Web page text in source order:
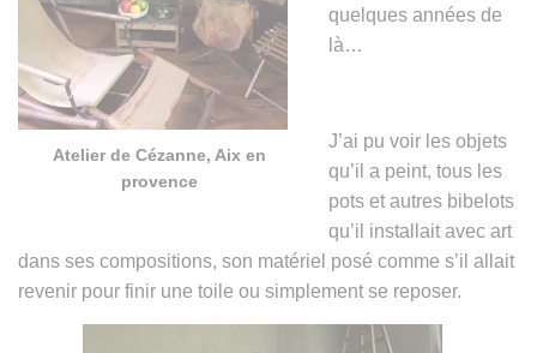
Atelier de Cézanne, Aix en
provence
quelques années de
là…
J’ai pu voir les objets
qu’il a peint, tous les
pots et autres bibelots
qu’il installait avec art
dans ses compositions, son matériel posé comme s’il allait
revenir pour finir une toile ou simplement se reposer.